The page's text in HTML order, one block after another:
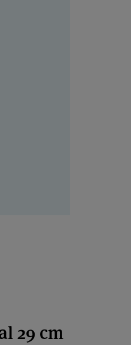
29 cm